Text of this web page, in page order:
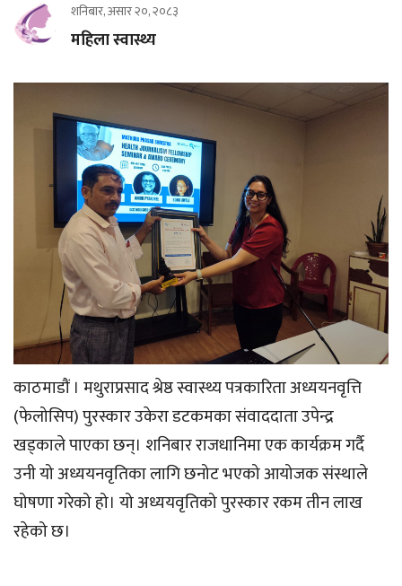
शनिबार, असार २०, २०८३
महिला स्वास्थ्य
काठमाडौं । मथुराप्रसाद श्रेष्ठ स्वास्थ्य पत्रकारिता अध्ययनवृत्ति
(फेलोसिप) पुरस्कार उकेरा डटकमका संवाददाता उपेन्द्र
खड्काले पाएका छन्। शनिबार राजधानिमा एक कार्यक्रम गर्दै
उनी यो अध्ययनवृतिका लागि छनोट भएको आयोजक संस्थाले
घोषणा गरेको हो। यो अध्ययवृतिको पुरस्कार रकम तीन लाख
रहेको छ।